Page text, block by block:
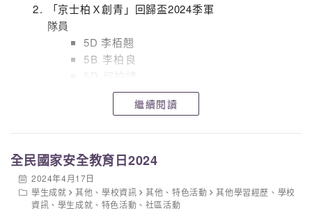
「京士柏Ｘ創青」回歸盃2024季軍
隊員
5D 李栢翹
5B 李柏良
6C 林子文
6B ⁠李宇軒繼續閱讀
全民國家安全教育日2024
2024年4月17日
學生成就
其他 、學校資訊 其他 、特色活動 其他學習經歷 、 學校
資訊 、 學生成就 、 特色活動 、 社區活動